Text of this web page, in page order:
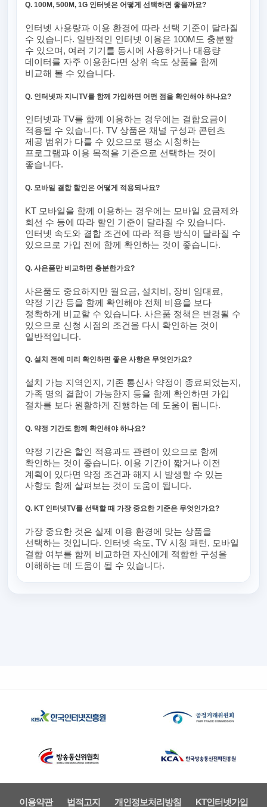
Q. 100M, 500M, 1G 인터넷은 어떻게 선택하면 좋을까요?
인터넷 사용량과 이용 환경에 따라 선택 기준이 달라질
수 있습니다. 일반적인 인터넷 이용은 100M도 충분할
수 있으며, 여러 기기를 동시에 사용하거나 대용량
데이터를 자주 이용한다면 상위 속도 상품을 함께
비교해 볼 수 있습니다.
Q. 인터넷과 지니TV를 함께 가입하면 어떤 점을 확인해야 하나요?
인터넷과 TV를 함께 이용하는 경우에는 결합요금이
적용될 수 있습니다. TV 상품은 채널 구성과 콘텐츠
제공 범위가 다를 수 있으므로 평소 시청하는
프로그램과 이용 목적을 기준으로 선택하는 것이
좋습니다.
Q. 모바일 결합 할인은 어떻게 적용되나요?
KT 모바일을 함께 이용하는 경우에는 모바일 요금제와
회선 수 등에 따라 할인 기준이 달라질 수 있습니다.
인터넷 속도와 결합 조건에 따라 적용 방식이 달라질 수
있으므로 가입 전에 함께 확인하는 것이 좋습니다.
Q. 사은품만 비교하면 충분한가요?
사은품도 중요하지만 월요금, 설치비, 장비 임대료,
약정 기간 등을 함께 확인해야 전체 비용을 보다
정확하게 비교할 수 있습니다. 사은품 정책은 변경될 수
있으므로 신청 시점의 조건을 다시 확인하는 것이
일반적입니다.
Q. 설치 전에 미리 확인하면 좋은 사항은 무엇인가요?
설치 가능 지역인지, 기존 통신사 약정이 종료되었는지,
가족 명의 결합이 가능한지 등을 함께 확인하면 가입
절차를 보다 원활하게 진행하는 데 도움이 됩니다.
Q. 약정 기간도 함께 확인해야 하나요?
약정 기간은 할인 적용과도 관련이 있으므로 함께
확인하는 것이 좋습니다. 이용 기간이 짧거나 이전
계획이 있다면 약정 조건과 해지 시 발생할 수 있는
사항도 함께 살펴보는 것이 도움이 됩니다.
Q. KT 인터넷TV를 선택할 때 가장 중요한 기준은 무엇인가요?
가장 중요한 것은 실제 이용 환경에 맞는 상품을
선택하는 것입니다. 인터넷 속도, TV 시청 패턴, 모바일
결합 여부를 함께 비교하면 자신에게 적합한 구성을
이해하는 데 도움이 될 수 있습니다.
이용약관 법적고지 개인정보처리방침 KT인터넷가입